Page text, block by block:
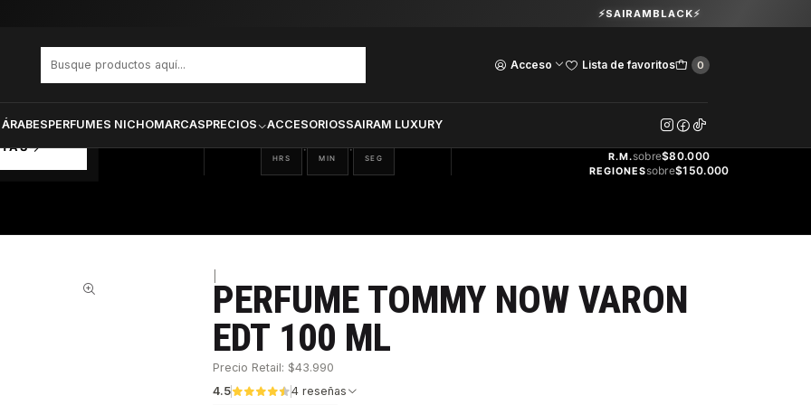
Acceso Lista de favoritos 0
PERFUMES NICHOMARCASPRECIOS ACCESORIOSSAIRAM LUXURY
Guardia Vieja 202. Oficina 102.Ver Horarios
⚡SAIRAMBLACK⚡
20
HRS
: 16
MIN
: 57
SEG
GRATIS
R.M.sobre$80.000
REGIONESsobre$150.000
PERFUME TOMMY NOW VARON
EDT 100 ML
Precio Retail: $43.990
4.5
4 reseñas